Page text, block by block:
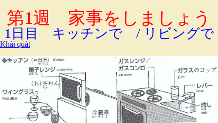
第1週 家事をしましょう
1日目 キッチンで / リビングで
Khái quát